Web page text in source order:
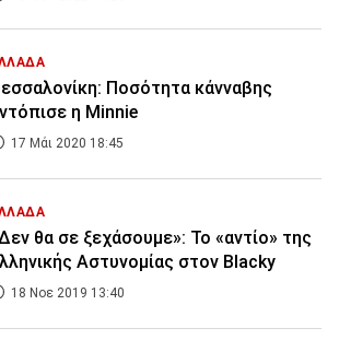
Ποσότητα κάνναβης
η Minnie
17 Μάι 2020 18:45
θα σε ξεχάσουμε»: Το «αντίο» της
Αστυνομίας στον Blacky
18 Νοε 2019 13:40